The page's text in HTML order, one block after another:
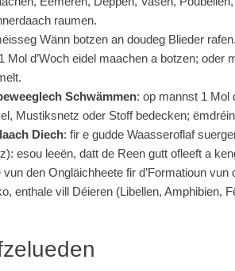
raumen.
Wänn botzen an doudeg Blieder rafen.
Mol d’Woch eidel maachen a botzen; oder
Schwämmen: op mannst 1 Mol
Mustiksnetz oder Stoff bedecken;
Diech: fir e gudde Waasseroflaf
esou leeën, datt de Reen gutt ofleeft a
vun den Ongläichheete fir d’Formatioun
enthale vill Déieren (Libellen, Amphibien,